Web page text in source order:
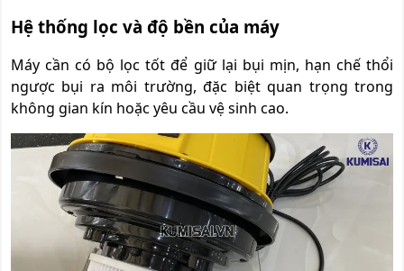
Hệ thống lọc và độ bền của máy
Máy cần có bộ lọc tốt để giữ lại bụi mịn, hạn chế thổi
ngược bụi ra môi trường, đặc biệt quan trọng trong
không gian kín hoặc yêu cầu vệ sinh cao.